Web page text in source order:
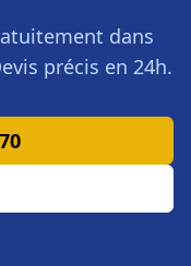
dans
précis en 24h.